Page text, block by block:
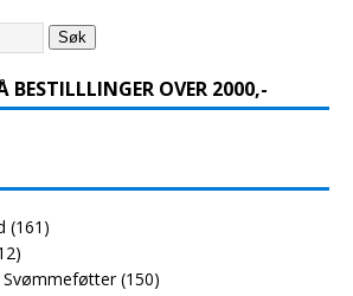
Søk
BESTILLLINGER OVER 2000,-
(161)
Svømmeføtter (150)